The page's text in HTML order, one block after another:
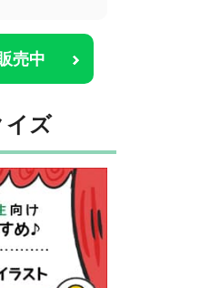
売中
イズ